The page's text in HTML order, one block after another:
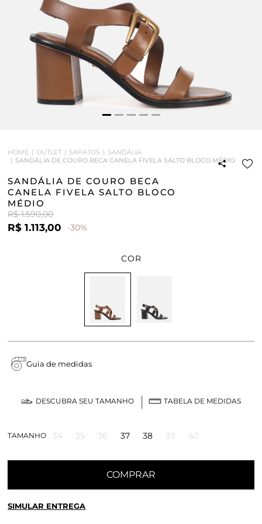
HOME OUTLET SAPATOS
SANDÁLIA
SANDÁLIA DE COURO BECA CANELA FIVELA SALTO BLOCO MÉDIO
SANDÁLIA DE COURO BECA
CANELA FIVELA SALTO BLOCO
MÉDIO
R$ 1.590,00
R$ 1.113,00 -30%
COR
Guia de medidas
DESCUBRA SEU TAMANHO TABELA DE MEDIDAS
TAMANHO 34 35 36 37 38 39 40
COMPRAR
SIMULAR ENTREGA